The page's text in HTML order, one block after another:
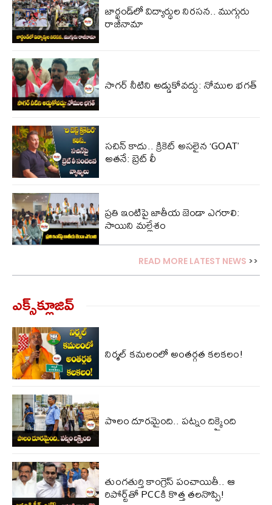
జార్ఖండ్‌లో విద్యార్థుల నిరసన.. ముగ్గురు
రాజీనామా
సాగర్ నీటిని అడ్డుకోవద్దు: నోముల భగత్
సచిన్ కాదు.. క్రికెట్ అసలైన ‘GOAT’
అతనే: బ్రెట్ లీ
ప్రతి ఇంటిపై జాతీయ జెండా ఎగరాలి:
సాయిని మల్లేశం
READ MORE LATEST NEWS >>
ఎక్స్‌క్లూజివ్‌
నిర్మల్ కమలంలో అంతర్గత కలకలం!
పొలం దూరమైంది.. పట్నం దిక్కైంది
తుంగతుర్తి కాంగ్రెస్‌ పంచాయితీ.. ఆ
రిపోర్ట్‌తో PCCకి కొత్త తలనొప్పి!